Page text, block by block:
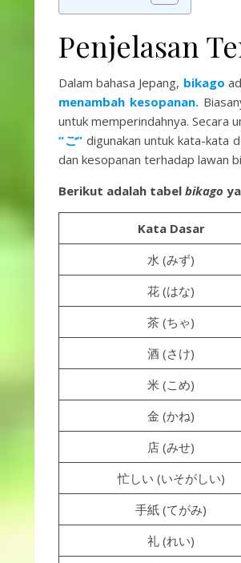
Penjelasan
Dalam bahasa Jepang, bikago
menambah kesopanan.
untuk memperindahnya. Secara
“ご” digunakan untuk kata-kata
dan kesopanan terhadap lawan
Berikut adalah tabel bikago
Kata Dasar
水 (みず)
花 (はな)
茶 (ちゃ)
酒 (さけ)
米 (こめ)
金 (かね)
店 (みせ)
忙しい (いそがしい)
手紙 (てがみ)
礼 (れい)